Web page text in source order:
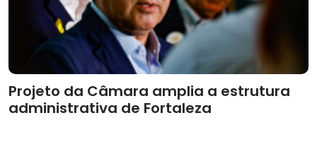
Projeto da Câmara amplia a estrutura
administrativa de Fortaleza